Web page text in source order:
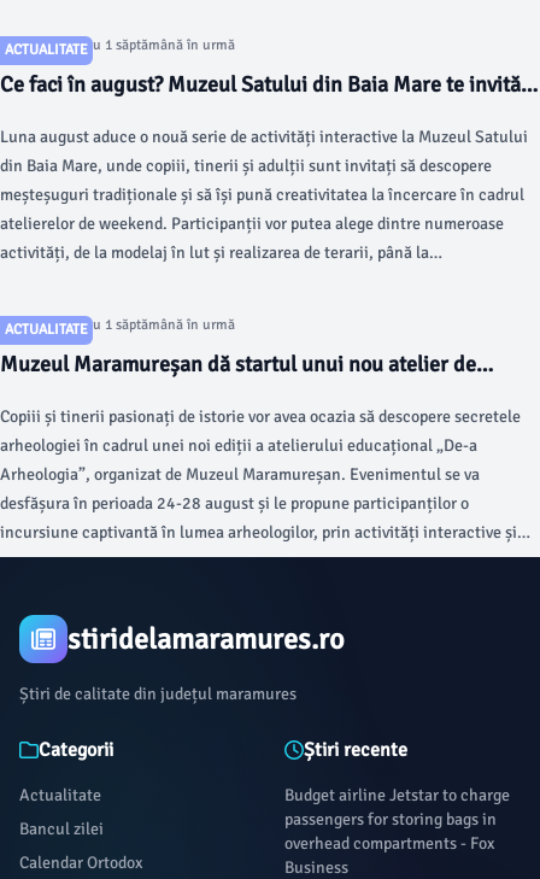
ACTUALITATE
Articol postat cu 1 săptămână în urmă
Ce faci în august? Muzeul Satului din Baia Mare te invită
Luna august aduce o nouă serie de activități interactive la Muzeul Satului
din Baia Mare, unde copiii, tinerii și adulții sunt invitați să descopere
meșteșuguri tradiționale și să își pună creativitatea la încercare în cadrul
atelierelor de weekend. Participanții vor putea alege dintre numeroase
activități, de la modelaj în lut și realizarea de terarii, până la
ACTUALITATE
Articol postat cu 1 săptămână în urmă
Muzeul Maramureșan dă startul unui nou atelier de
Copiii și tinerii pasionați de istorie vor avea ocazia să descopere secretele
arheologiei în cadrul unei noi ediții a atelierului educațional „De-a
Arheologia”, organizat de Muzeul Maramureșan. Evenimentul se va
desfășura în perioada 24-28 august și le propune participanților o
incursiune captivantă în lumea arheologilor, prin activități interactive și
experiențe practice menite să îi apropie de patrimoniul istoric.
stiridelamaramures.ro
Știri de calitate din județul maramures
Categorii
Actualitate
Bancul zilei
Calendar Ortodox
Știri recente
Budget airline Jetstar to charge
passengers for storing bags in
overhead compartments - Fox
Business